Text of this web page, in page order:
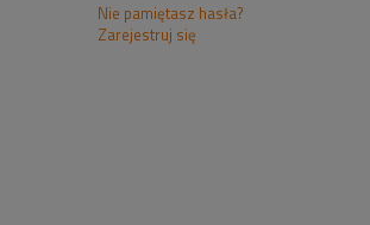
Nie pamiętasz hasła?
Zarejestruj się